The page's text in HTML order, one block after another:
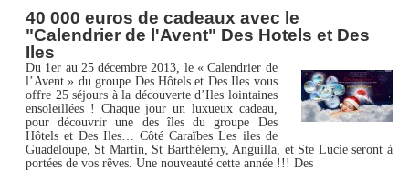
40 000 euros de cadeaux avec le
"Calendrier de l'Avent" Des Hotels et Des
Iles
Du 1er au 25 décembre 2013, le « Calendrier de
l’Avent » du groupe Des Hôtels et Des Iles vous
offre 25 séjours à la découverte d’Iles lointaines
ensoleillées ! Chaque jour un luxueux cadeau,
pour découvrir une des îles du groupe Des
Hôtels et Des Iles… Côté Caraïbes Les iles de
Guadeloupe, St Martin, St Barthélemy, Anguilla, et Ste Lucie seront à
portées de vos rêves. Une nouveauté cette année !!! Des